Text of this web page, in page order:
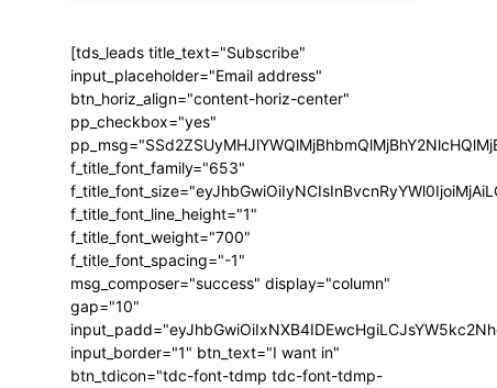
[tds_leads title_text="Subscribe"
input_placeholder="Email address"
btn_horiz_align="content-horiz-center"
pp_checkbox="yes"
f_title_font_family="653"
f_title_font_line_height="1"
f_title_font_weight="700"
f_title_font_spacing="-1"
msg_composer="success" display="column"
gap="10"
input_border="1" btn_text="I want in"
btn_tdicon="tdc-font-tdmp tdc-font-tdmp-